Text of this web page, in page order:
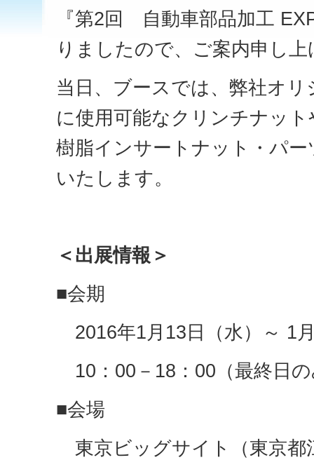
『第2回 自動車部品加工
りましたので、ご案内申し
当日、ブースでは、弊社オ
に使用可能なクリンチナット
樹脂インサートナット・パー
いたします。
＜出展情報＞
■会期
2016年1月13日（水）～ 1
10：00－18：00（最終日
■会場
東京ビッグサイト（東京都